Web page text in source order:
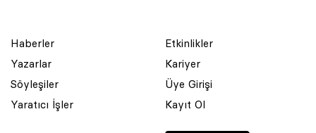
Haberler
Yazarlar
Söyleşiler
Yaratıcı İşler
Etkinlikler
Kariyer
Üye Girişi
Kayıt Ol